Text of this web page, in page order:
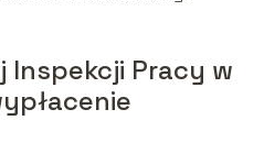
Inspekcji Pracy w